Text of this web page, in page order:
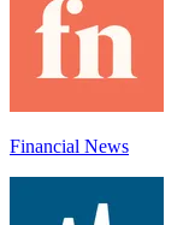
Financial News